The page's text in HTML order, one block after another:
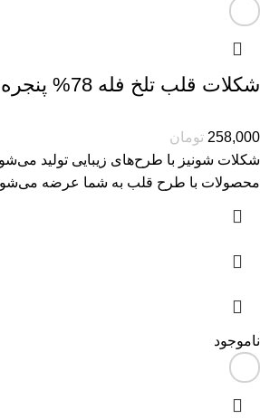
شکلات قلب تلخ فله 78% پنجره دار شونیز
258,000 تومان
شکلات شونیز با طرح‌های زیبایی تولید
محصولات با طرح قلب به شما عرضه
ناموجود